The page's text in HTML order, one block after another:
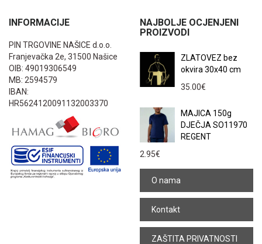
INFORMACIJE
PIN TRGOVINE NAŠICE d.o.o.
Franjevačka 2e, 31500 Našice
OIB: 49019306549
MB: 2594579
IBAN:
HR5624120091132003370
NAJBOLJE OCJENJENI
PROIZVODI
ZLATOVEZ bez
okvira 30x40 cm
35.00€
MAJICA 150g
DJEČJA SO11970
REGENT
2.95€
O nama
Kontakt
ZAŠTITA PRIVATNOSTI